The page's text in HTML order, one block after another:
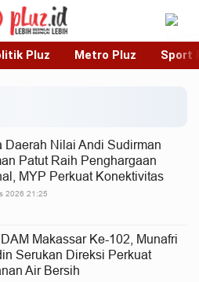
Pluz Metro Pluz Sport
Daerah Nilai Andi Sudirman
Patut Raih Penghargaan
MYP Perkuat Konektivitas
2026 21:25
Makassar Ke-102, Munafri
Serukan Direksi Perkuat
Air Bersih